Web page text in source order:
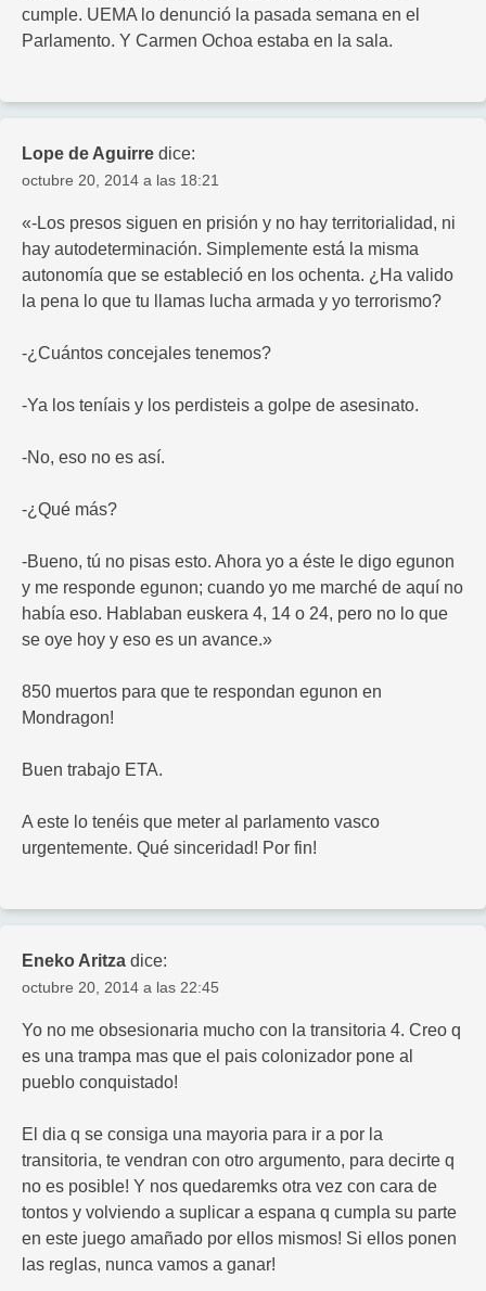
cumple. UEMA lo denunció la pasada semana en el
Parlamento. Y Carmen Ochoa estaba en la sala.
Lope de Aguirre dice:
octubre 20, 2014 a las 18:21
«-Los presos siguen en prisión y no hay territorialidad, ni
hay autodeterminación. Simplemente está la misma
autonomía que se estableció en los ochenta. ¿Ha valido
la pena lo que tu llamas lucha armada y yo terrorismo?
-¿Cuántos concejales tenemos?
-Ya los teníais y los perdisteis a golpe de asesinato.
-No, eso no es así.
-¿Qué más?
-Bueno, tú no pisas esto. Ahora yo a éste le digo egunon
y me responde egunon; cuando yo me marché de aquí no
había eso. Hablaban euskera 4, 14 o 24, pero no lo que
se oye hoy y eso es un avance.»
850 muertos para que te respondan egunon en
Mondragon!
Buen trabajo ETA.
A este lo tenéis que meter al parlamento vasco
urgentemente. Qué sinceridad! Por fin!
Eneko Aritza dice:
octubre 20, 2014 a las 22:45
Yo no me obsesionaria mucho con la transitoria 4. Creo q
es una trampa mas que el pais colonizador pone al
pueblo conquistado!
El dia q se consiga una mayoria para ir a por la
transitoria, te vendran con otro argumento, para decirte q
no es posible! Y nos quedaremks otra vez con cara de
tontos y volviendo a suplicar a espana q cumpla su parte
en este juego amañado por ellos mismos! Si ellos ponen
las reglas, nunca vamos a ganar!